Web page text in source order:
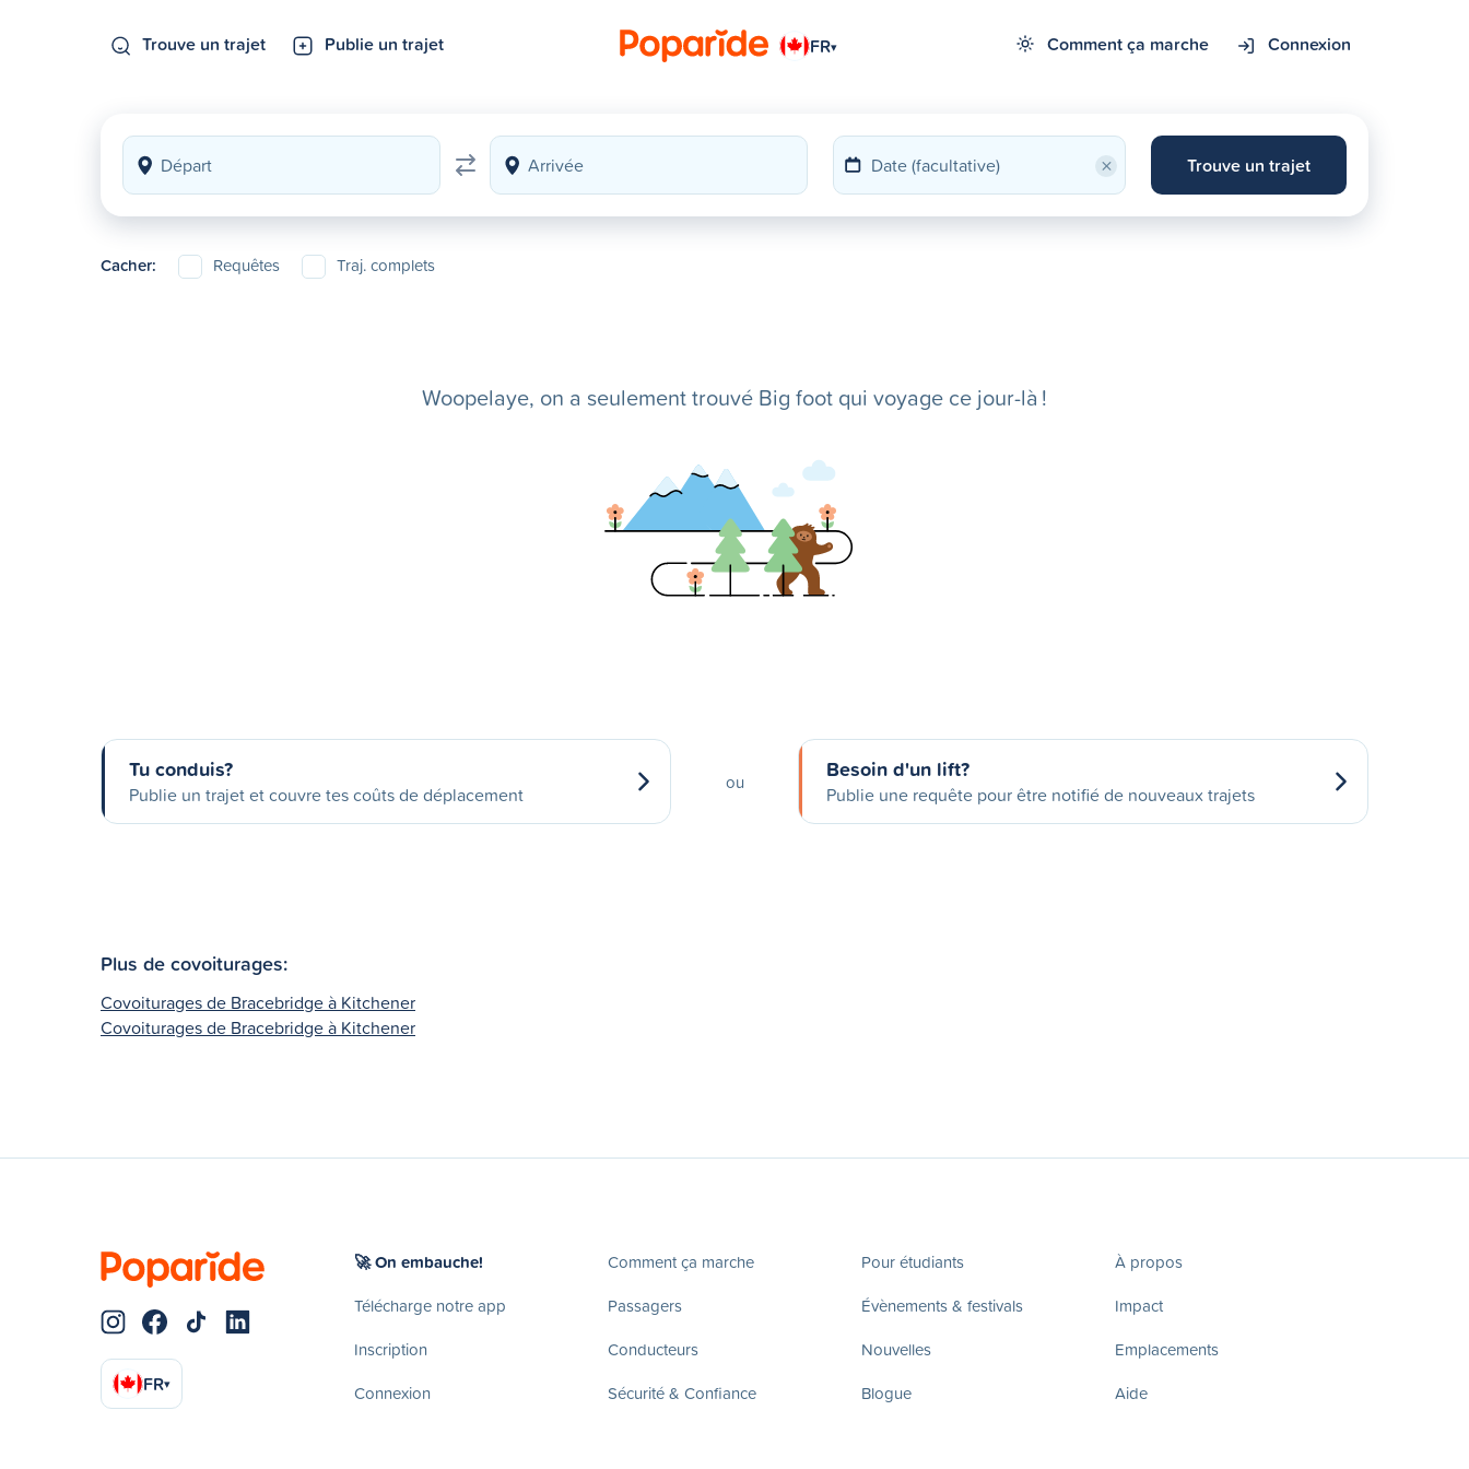
Trouve un trajet Publie un trajet FR▾ Comment ça marche Connexion
× Trouve un trajet
Cacher: Requêtes Traj. complets
Woopelaye, on a seulement trouvé Big foot qui voyage ce jour-là !
Tu conduis?
Publie un trajet et couvre tes coûts de déplacement
ou Besoin d'un lift?
Publie une requête pour être notifié de nouveaux trajets
Plus de covoiturages:
Covoiturages de Bracebridge à Kitchener
Covoiturages de Bracebridge à Kitchener
FR▾
🚀 On embauche!
Télécharge notre app
Inscription
Connexion
Comment ça marche
Passagers
Conducteurs
Sécurité & Confiance
Pour étudiants
Évènements & festivals
Nouvelles
Blogue
À propos
Impact
Emplacements
Aide